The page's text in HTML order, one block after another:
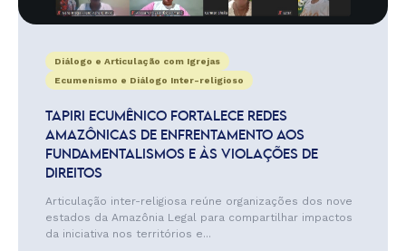
Diálogo e Articulação com Igrejas
Ecumenismo e Diálogo Inter-religioso
TAPIRI ECUMÊNICO FORTALECE REDES
AMAZÔNICAS DE ENFRENTAMENTO AOS
FUNDAMENTALISMOS E ÀS VIOLAÇÕES DE
DIREITOS
Articulação inter-religiosa reúne organizações dos nove
estados da Amazônia Legal para compartilhar impactos
da iniciativa nos territórios e...